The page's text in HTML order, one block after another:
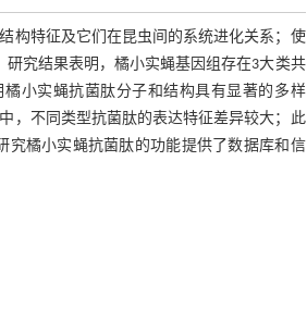
构特征及它们在昆虫间的系统进化关系；使
研究结果表明，橘小实蝇基因组存在3大类共
橘小实蝇抗菌肽分子和结构具有显著的多样
，不同类型抗菌肽的表达特征差异较大；此
究橘小实蝇抗菌肽的功能提供了数据库和信